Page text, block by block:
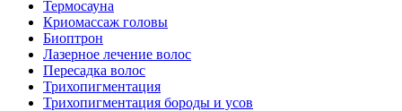
Термосауна
Криомассаж головы
Биоптрон
Лазерное лечение волос
Пересадка волос
Трихопигментация
Трихопигментация бороды и усов